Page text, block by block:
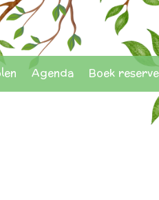
Agenda Boek